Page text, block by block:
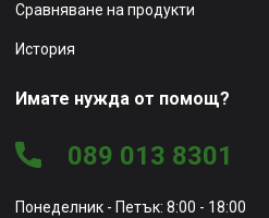
Сравняване на продукти
История
Имате нужда от помощ?
089 013 8301
Понеделник - Петък: 8:00 - 18:00